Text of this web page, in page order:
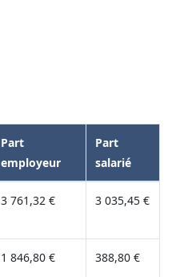
Part
employeur
Part
salarié
3 761,32 € 3 035,45 €
1 846,80 € 388,80 €